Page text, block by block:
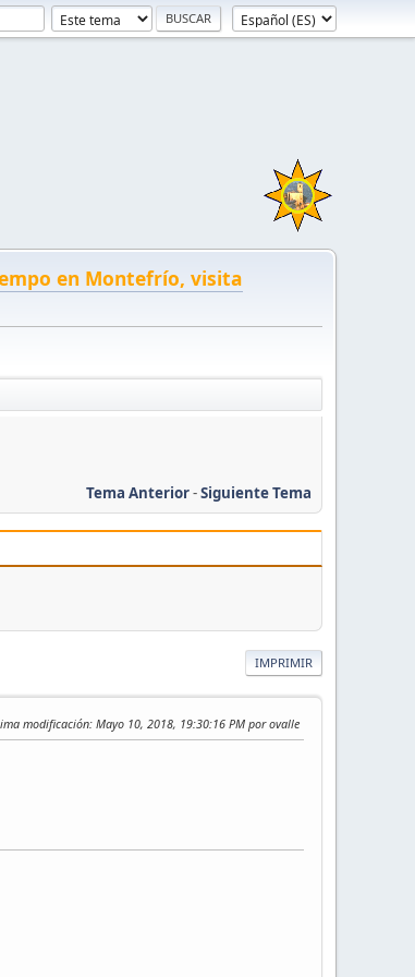
en Montefrío, visita
Tema Anterior-Siguiente Tema
IMPRIMIR
modificación: Mayo 10, 2018, 19:30:16 PM por ovalle